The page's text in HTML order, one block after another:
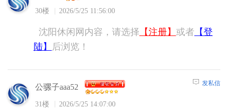
30楼 2026/5/25 11:56:00
沈阳休闲网内容，请选择 【注册】 或者 【登
陆】
后浏览！
公骡子aaa52
31楼 2026/5/25 14:07:00
发私信